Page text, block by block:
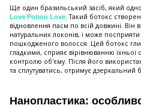
Ще один бразильський засіб, який
Love Potion Love. Такий ботокс
відновлення пасм по всій довжині. Він
натуральних локонів, і може
пошкодженого волосся. Цей ботокс
гладкими, сприяє вірівнюванню їхньої
контролю об'єму. Після його
та сплутуватись, отримує дзеркальний
Нанопластика: